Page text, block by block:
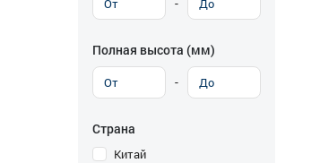
Полная высота (мм)
-
Страна
Китай